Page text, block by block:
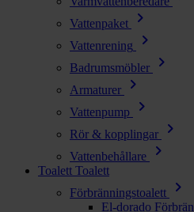
Vattenpaket chevron_right
Vattenrening chevron_right
Badrumsmöbler chevron_right
Armaturer chevron_right
Vattenpump chevron_right
Rör & kopplingar chevron_right
Vattenbehållare chevron_right
Toalett Toalett
Förbränningstoalett
chevron_right
El-dorado